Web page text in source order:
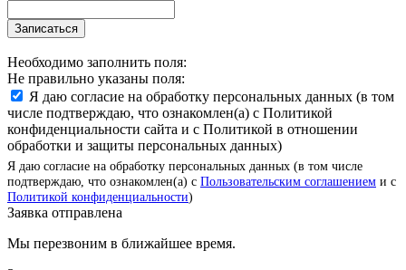
Записаться
Необходимо заполнить поля:
Не правильно указаны поля:
Я даю согласие на обработку персональных данных (в том
числе подтверждаю, что ознакомлен(а) с Политикой
конфиденциальности сайта и с Политикой в отношении
обработки и защиты персональных данных)
Я даю согласие на обработку персональных данных (в том числе
подтверждаю, что ознакомлен(а) с Пользовательским соглашением и с
Политикой конфиденциальности)
Заявка отправлена
Мы перезвоним в ближайшее время.